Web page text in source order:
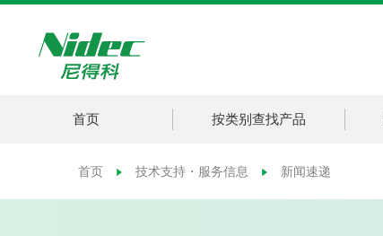
首页 按类别查找产品
首页 技术支持・服务信息 新闻速递